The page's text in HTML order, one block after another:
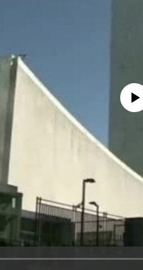
No media source